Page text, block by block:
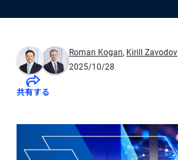
Roman Kogan, Kirill Zavodov
2025/10/28
共有する